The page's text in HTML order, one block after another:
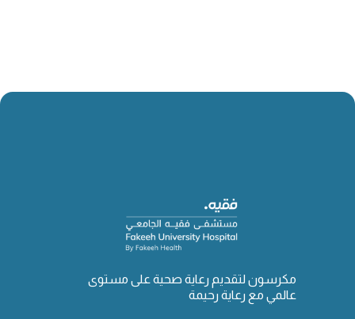
مكرسون لتقديم رعاية صحية على مستوى
عالمي مع رعاية رحيمة